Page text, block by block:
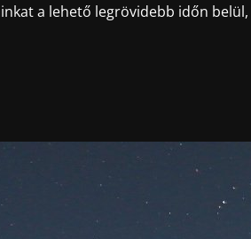
a lehető legrövidebb időn